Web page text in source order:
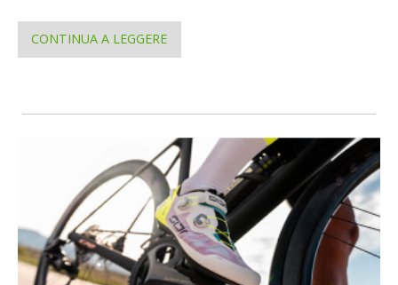
CONTINUA A LEGGERE